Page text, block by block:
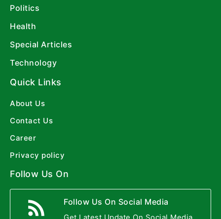
Politics
Health
Special Articles
Technology
Quick Links
About Us
Contact Us
Career
Privacy policy
Follow Us On
Follow Us On Social Media
Get Latest Update On Social Media